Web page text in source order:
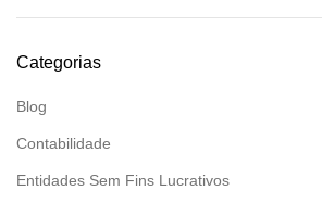
Categorias
Blog
Contabilidade
Entidades Sem Fins Lucrativos